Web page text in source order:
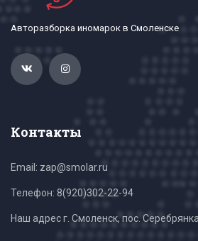
Авторазборка иномарок в Смоленске
Контакты
Email: zap@smolar.ru
Телефон: 8(920)302-22-94
Наш адрес г. Смоленск, пос.